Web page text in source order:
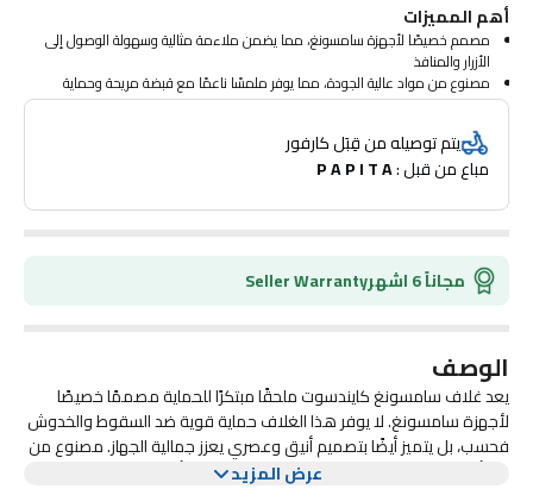
أهم المميزات
مصمم خصيصًا لأجهزة سامسونغ، مما يضمن ملاءمة مثالية وسهولة الوصول إلى
الأزرار والمنافذ
مصنوع من مواد عالية الجودة، مما يوفر ملمسًا ناعمًا مع قبضة مريحة وحماية
فعالة
تصميم خفيف الوزن ونحيف يحافظ على المظهر الأنيق لجهازك دون إضافة حجم
زائد
هيكل ممتص للصدمات يحمي من السقوط والاصطدامات، مما يحافظ على
متوفر بمجموعة متنوعة من الألوان، مما يتيح لك تخصيص جهازك مع الحفاظ على
يتم توصيله من قِبَل كارفور
مباع من قبل : P A P I T A
مجاناً 6 اشهر Seller Warranty
الوصف
يعد غلاف سامسونغ كايندسوت ملحقًا مبتكرًا للحماية مصممًا خصيصًا
لأجهزة سامسونغ. لا يوفر هذا الغلاف حماية قوية ضد السقوط والخدوش
فحسب، بل يتميز أيضًا بتصميم أنيق وعصري يعزز جمالية الجهاز. مصنوع من
مواد عالية الجودة، مما يضمن المتانة مع الحفاظ على وزن خفيف يسهل
من أبرز مميزات غلاف كايندسوت فتحاته الدقيقة وأغطية الأزرار المستجيبة،
عرض المزيد